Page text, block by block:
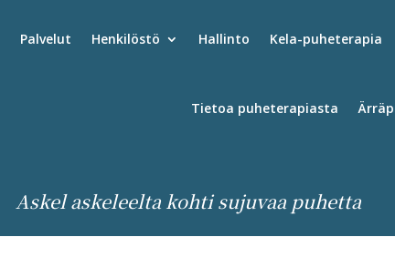
Palvelut Henkilöstö Hallinto Kela-puheterapia
Tietoa puheterapiasta
Askel askeleelta kohti sujuvaa puhetta